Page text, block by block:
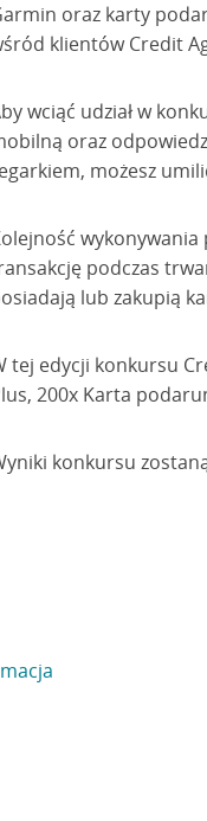
oraz karty
klientów Credit
wciąć udział w
oraz
możesz
wykonywania
podczas
lub zakupią
tej edycji konkursu
200x Karta
konkursu